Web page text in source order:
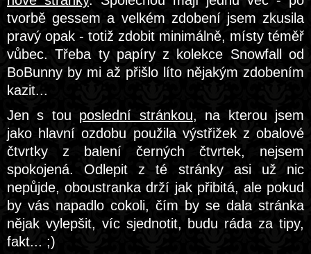
tvorbě gessem a velkém zdobení jsem zkusila
pravý opak - totiž zdobit minimálně, místy téměř
vůbec. Třeba ty papíry z kolekce Snowfall od
BoBunny by mi až přišlo líto nějakým zdobením
kazit...
Jen s tou poslední stránkou, na kterou jsem
jako hlavní ozdobu použila výstřižek z obalové
čtvrtky z balení černých čtvrtek, nejsem
spokojená. Odlepit z té stránky asi už nic
nepůjde, oboustranka drží jak přibitá, ale pokud
by vás napadlo cokoli, čím by se dala stránka
nějak vylepšit, víc sjednotit, budu ráda za tipy,
fakt... ;)